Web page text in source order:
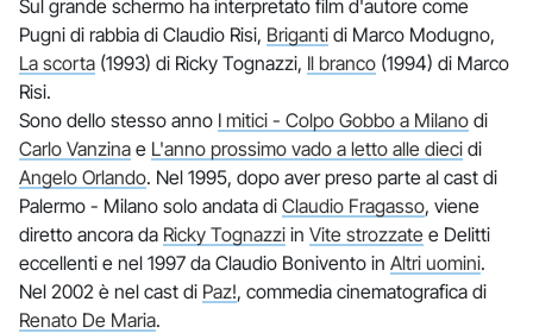
Sul grande schermo ha interpretato film d'autore come
Pugni di rabbia di Claudio Risi, Briganti di Marco Modugno,
La scorta (1993) di Ricky Tognazzi, Il branco (1994) di Marco
Risi.
Sono dello stesso anno I mitici - Colpo Gobbo a Milano di
Carlo Vanzina e L'anno prossimo vado a letto alle dieci di
Angelo Orlando. Nel 1995, dopo aver preso parte al cast di
Palermo - Milano solo andata di Claudio Fragasso, viene
diretto ancora da Ricky Tognazzi in Vite strozzate e Delitti
eccellenti e nel 1997 da Claudio Bonivento in Altri uomini.
Nel 2002 è nel cast di Paz!, commedia cinematografica di
Renato De Maria.